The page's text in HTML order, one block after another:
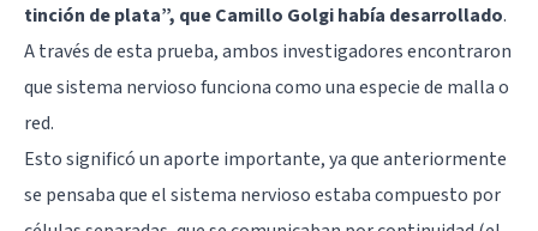
tinción de plata”, que Camillo Golgi había desarrollado.
A través de esta prueba, ambos investigadores encontraron
que sistema nervioso funciona como una especie de malla o
red.
Esto significó un aporte importante, ya que anteriormente
se pensaba que el sistema nervioso estaba compuesto por